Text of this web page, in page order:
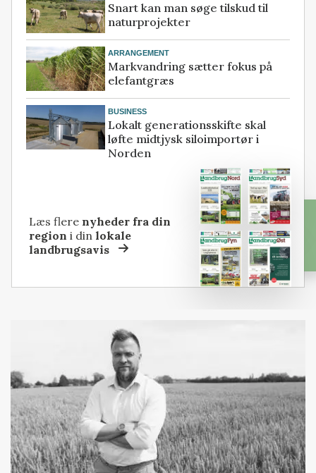
Snart kan man søge tilskud til
naturprojekter
ARRANGEMENT
Markvandring sætter fokus på
elefantgræs
BUSINESS
Lokalt generationsskifte skal
løfte midtjysk siloimportør i
Norden
Læs flere nyheder fra din
region i dinlokale
landbrugsavis